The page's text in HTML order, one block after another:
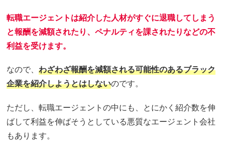
転職エージェントは紹介した人材がすぐに退職してしまう
と報酬を減額されたり、ペナルティを課されたりなどの不
利益を受けます。
なので、わざわざ報酬を減額される可能性のあるブラック
企業を紹介しようとはしないのです。
ただし、転職エージェントの中にも、とにかく紹介数を伸
ばして利益を伸ばそうとしている悪質なエージェント会社
もあります。